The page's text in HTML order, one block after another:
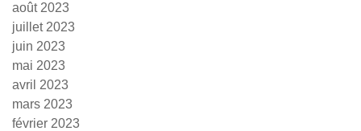
août 2023
juillet 2023
juin 2023
mai 2023
avril 2023
mars 2023
février 2023